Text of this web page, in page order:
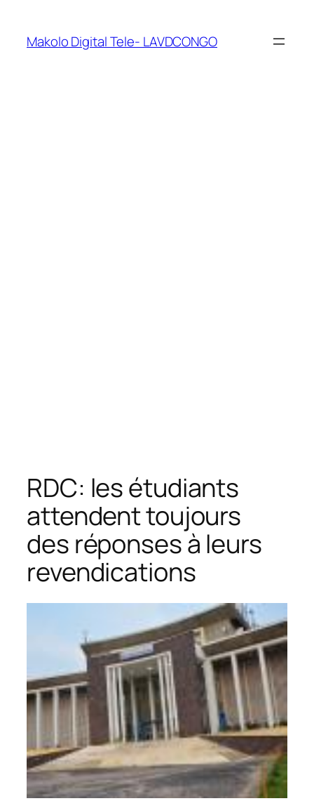
Makolo Digital Tele- LAVDCONGO
RDC: les étudiants
attendent toujours
des réponses à leurs
revendications